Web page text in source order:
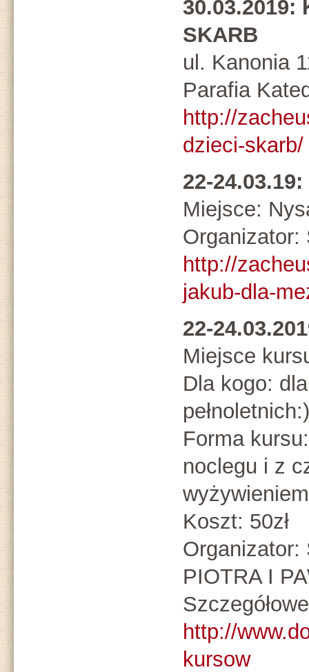
30.03.2019:
SKARB
ul. Kanonia
Parafia
http://
dzieci-skarb/
22-
Miejsce:
Organizator:
http://
jakub-dla-
22-
Miejsce
Dla kogo:
pełnoletnich:)
Forma
noclegu i z
wyżywieniem
Koszt: 50zł
Organizator:
PIOTRA I
http://
kursow